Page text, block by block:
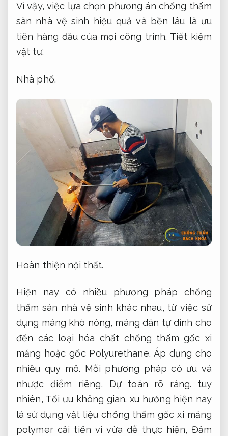
Vì vậy, việc lựa chọn phương án chống thấm
sàn nhà vệ sinh hiệu quả và bền lâu là ưu
tiên hàng đầu của mọi công trình. Tiết kiệm
vật tư.
Nhà phố.
Hoàn thiện nội thất.
Hiện nay có nhiều phương pháp chống
thấm sàn nhà vệ sinh khác nhau, từ việc sử
dụng màng khò nóng, màng dán tự dính cho
đến các loại hóa chất chống thấm gốc xi
măng hoặc gốc Polyurethane. Áp dụng cho
nhiều quy mô. Mỗi phương pháp có ưu và
nhược điểm riêng, Dự toán rõ ràng. tuy
nhiên, Tối ưu không gian. xu hướng hiện nay
là sử dụng vật liệu chống thấm gốc xi măng
polymer cải tiến vì vừa dễ thực hiện, Đảm